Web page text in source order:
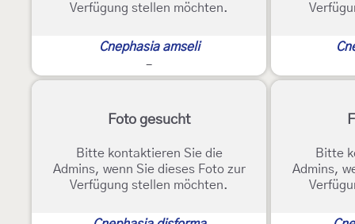
Verfügung stellen möchten.
Cnephasia amseli
-
Foto gesucht
Bitte kontaktieren Sie die
Admins, wenn Sie dieses Foto zur
Verfügung stellen möchten.
Bitte
Admins,